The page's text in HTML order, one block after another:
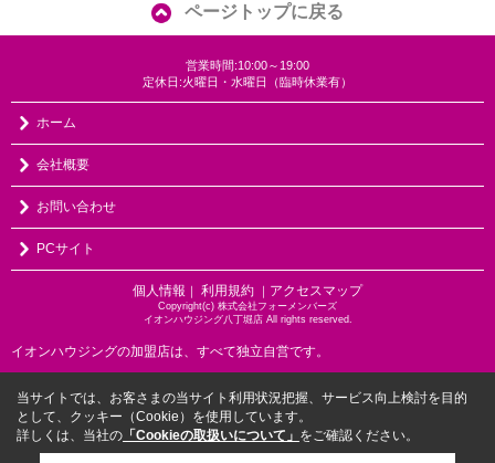
ページトップに戻る
営業時間:10:00～19:00
定休日:火曜日・水曜日（臨時休業有）
ホーム
会社概要
お問い合わせ
PCサイト
個人情報 ｜ 利用規約 ｜ アクセスマップ
Copyright(c) 株式会社フォーメンバーズ
イオンハウジング八丁堀店 All rights reserved.
イオンハウジングの加盟店は、すべて独立自営です。
当サイトでは、お客さまの当サイト利用状況把握、サービス向上検討を目的
として、クッキー（Cookie）を使用しています。
詳しくは、当社の 「Cookieの取扱いについて」 をご確認ください。